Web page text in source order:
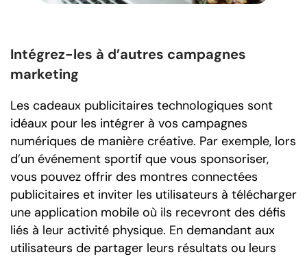
Intégrez-les à d’autres campagnes
marketing
Les cadeaux publicitaires technologiques sont
idéaux pour les intégrer à vos campagnes
numériques de manière créative. Par exemple, lors
d’un événement sportif que vous sponsoriser,
vous pouvez offrir des montres connectées
publicitaires et inviter les utilisateurs à télécharger
une application mobile où ils recevront des défis
liés à leur activité physique. En demandant aux
utilisateurs de partager leurs résultats ou leurs